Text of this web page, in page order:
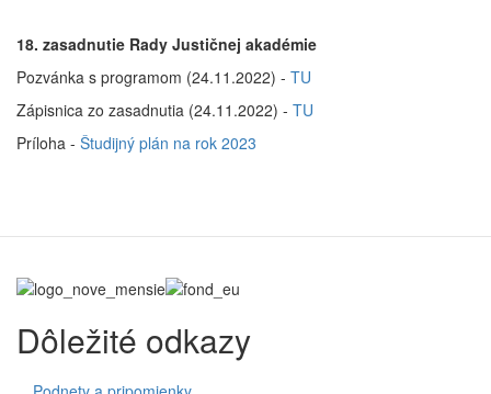
18. zasadnutie Rady Justičnej akadémie
Pozvánka s programom (24.11.2022) - TU
Zápisnica zo zasadnutia (24.11.2022) - TU
Príloha - Študijný plán na rok 2023
Dôležité odkazy